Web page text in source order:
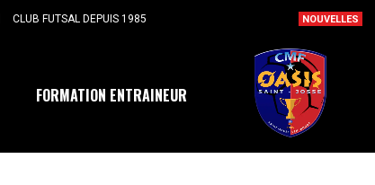
CLUB FUTSAL DEPUIS 1985 NOUVELLES
FORMATION ENTRAINEUR